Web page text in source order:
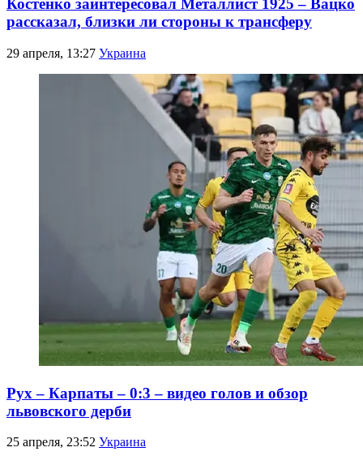
Костенко заинтересовал Металлист 1925 – Вацко
рассказал, близки ли стороны к трансферу
29 апреля, 13:27 Украина
Рух – Карпаты – 0:3 – видео голов и обзор
львовского дерби
25 апреля, 23:52 Украина